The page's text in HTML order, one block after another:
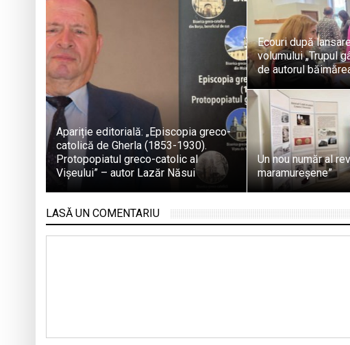
Apariție editorială: „Episcopia greco-
catolică de Gherla (1853-1930).
Protopopiatul greco-catolic al
Vișeului” – autor Lazăr Năsui
Ecouri după
volumului „Trupul
de autorul
Un nou număr al
maramureșene”
LASĂ UN COMENTARIU